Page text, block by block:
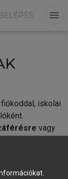
BELÉPÉS menu
iskolai
vagy